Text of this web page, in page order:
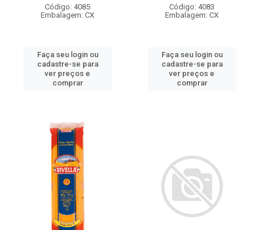
Código: 4085
Embalagem: CX
Faça seu login ou
cadastre-se para
ver preços e
comprar
Código: 4083
Embalagem: CX
Faça seu login ou
cadastre-se para
ver preços e
comprar